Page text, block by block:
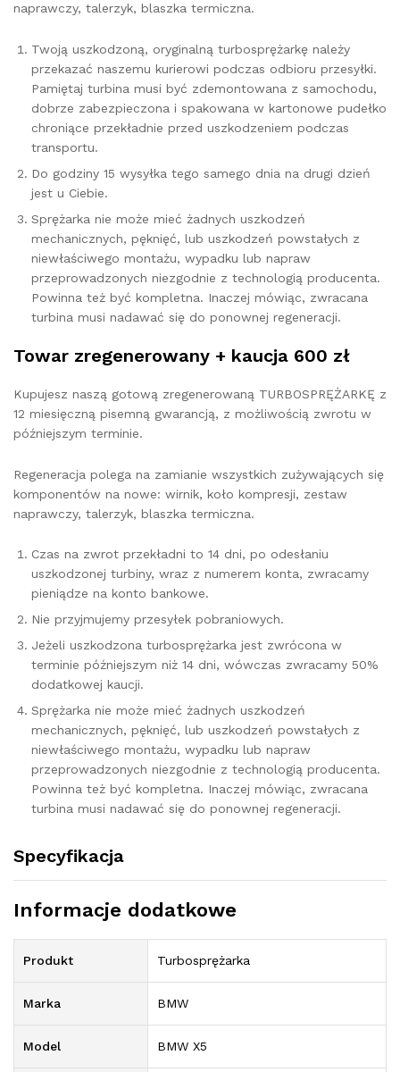
naprawczy, talerzyk, blaszka termiczna.
Twoją uszkodzoną, oryginalną turbosprężarkę należy
przekazać naszemu kurierowi podczas odbioru przesyłki.
Pamiętaj turbina musi być zdemontowana z samochodu,
dobrze zabezpieczona i spakowana w kartonowe pudełko
chroniące przekładnie przed uszkodzeniem podczas
transportu.
Do godziny 15 wysyłka tego samego dnia na drugi dzień
jest u Ciebie.
Sprężarka nie może mieć żadnych uszkodzeń
mechanicznych, pęknięć, lub uszkodzeń powstałych z
niewłaściwego montażu, wypadku lub napraw
przeprowadzonych niezgodnie z technologią producenta.
Powinna też być kompletna. Inaczej mówiąc, zwracana
turbina musi nadawać się do ponownej regeneracji.
Towar zregenerowany + kaucja 600 zł
Kupujesz naszą gotową zregenerowaną TURBOSPRĘŻARKĘ z
12 miesięczną pisemną gwarancją, z możliwością zwrotu w
późniejszym terminie.
Regeneracja polega na zamianie wszystkich zużywających się
komponentów na nowe: wirnik, koło kompresji, zestaw
naprawczy, talerzyk, blaszka termiczna.
Czas na zwrot przekładni to 14 dni, po odesłaniu
uszkodzonej turbiny, wraz z numerem konta, zwracamy
pieniądze na konto bankowe.
Nie przyjmujemy przesyłek pobraniowych.
Jeżeli uszkodzona turbosprężarka jest zwrócona w
terminie późniejszym niż 14 dni, wówczas zwracamy 50%
dodatkowej kaucji.
Sprężarka nie może mieć żadnych uszkodzeń
mechanicznych, pęknięć, lub uszkodzeń powstałych z
niewłaściwego montażu, wypadku lub napraw
przeprowadzonych niezgodnie z technologią producenta.
Powinna też być kompletna. Inaczej mówiąc, zwracana
turbina musi nadawać się do ponownej regeneracji.
Specyfikacja
Informacje dodatkowe
Produkt Turbosprężarka
Marka BMW
Model BMW X5